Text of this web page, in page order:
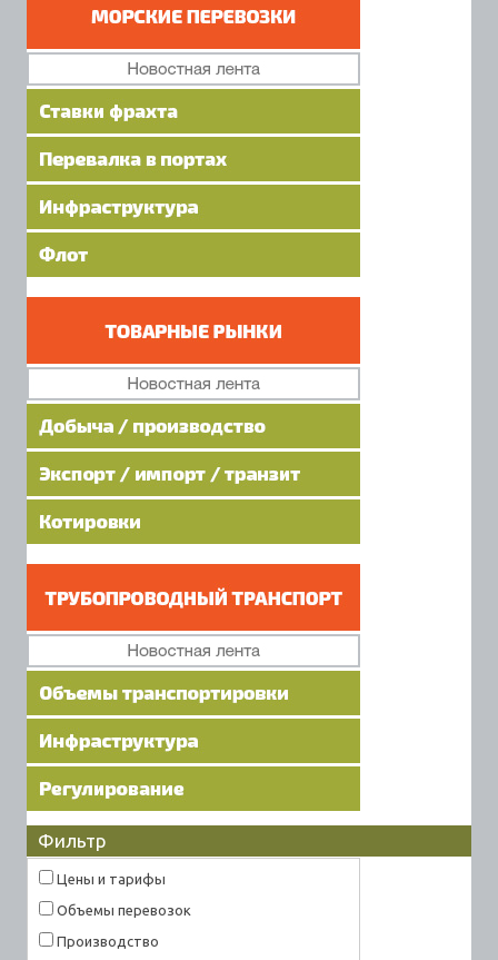
Фильтр
Цены и тарифы
Объемы перевозок
Производство